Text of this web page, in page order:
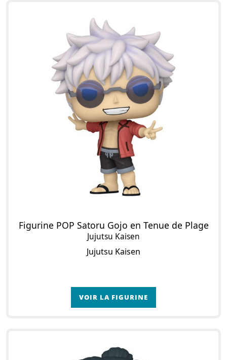
Figurine POP Satoru Gojo en Tenue de Plage
Jujutsu Kaisen
Jujutsu Kaisen
VOIR LA FIGURINE